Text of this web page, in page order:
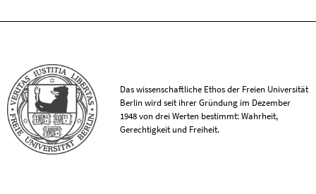
Das wissenschaftliche Ethos der Freien Universität
Berlin wird seit ihrer Gründung im Dezember
1948 von drei Werten bestimmt: Wahrheit,
Gerechtigkeit und Freiheit.